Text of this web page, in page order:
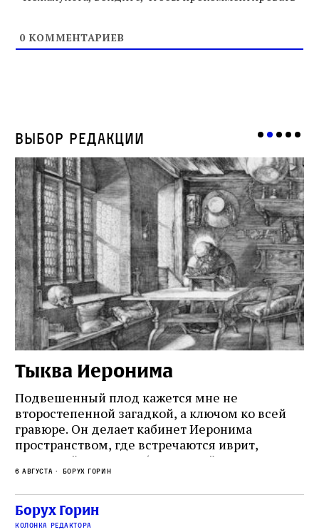
0 КОММЕНТАРИЕВ
Выбор редакции
Тыква Иеронима
Подвешенный плод кажется мне не
второстепенной загадкой, а ключом ко всей
гравюре. Он делает кабинет Иеронима
пространством, где встречаются иврит,
греческий и латынь; буквальный смысл и
церковная традиция; филологическая
точность и понятность; переводчик,
убеждённый в необходимости исправления, и
читатель, воспринимающий исправление как
6 августа Борух Горин
Борух Горин
колонка редактора